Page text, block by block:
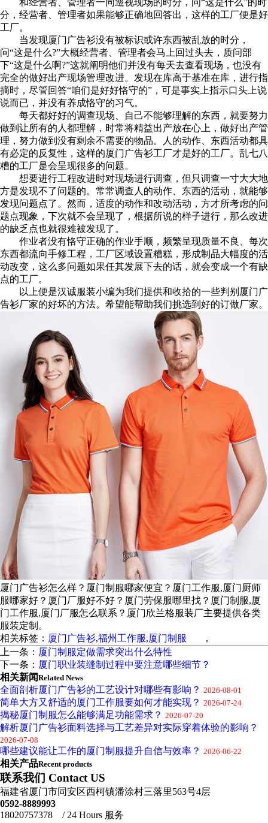
和经营者、管理者一同巡视现场的时分，问“这是什么”的时
分，经营者、管理者如果能够正确地回答出，这样的工厂便是好
工厂。
当发现厦门广告衫没有被标识或许东西被乱放的时分，
问“这是什么?”大概经营者、管理者会马上回过头去，质问部
下“这是什么啊?”这就阐明他们并没有每天去查看现场，也没有
完全的做好出产现场管理改进。发现在库高于基准在库，进行指
摘时，尽管回答“咱们是好好恪守的”，可是事实上指示口头上说
说而已，并没有养成恪守的习气。
每天都好好的调查现场、自己不能够理解的东西，就要努力
做到让所有的人都理解，时常将精益出产放在心上，做好出产管
理，努力做到没有剩余不需要的物品。人的动作、东西活动都具
有必定的反复性，这样的厦门广告衫工厂才是好的工厂。乱七八
糟的工厂是会呈现很多的问题。
想要进行工程改进时对现场进行调查，但只调查一寸大大地
方是发现不了问题的。常常调查人的动作、东西的活动，就能够
发现问题点了。然而，适度的动作和改动活动，方才所考虑的问
题点现象，下次就不会呈现了，根据所说的样子进行，那么改进
的缺乏点也就很难被发现了。
作业者没有恪守正确的作业手顺，频繁呈现质量不良、每次
东西都流向手修工程，工厂区域设置糟糕，形成制品大幅度的活
动改变，这么多问题如果任其发展下去的话，就会变成一个有缺
点的工厂。
以上便是汉诚服装小编为我们提供和收拾的一些判别厦门广
告衫厂家的好坏的方法。希望能帮助我们挑选到好的订做厂家。
厦门广告衫怎么样？厦门制服哪家便宜？厦门工作服,厦门厨师
服哪家好？厦门厂服好不好？厦门劳保服哪里找？厦门制服,厦
门工作服,厦门厂服怎么联系？厦门欣兰格服装厂主要提供各类
服装定制。
相关标签： 厦门广告衫,福州工作服,厦门制服 ,
上一条： 厦门制服定做需求突出什么特性
下一条： 厦门职业装缝制过程中要注意哪些细节？
相关新闻Related News
全面剖析厦门广告衫的工艺设计对哪些有影响？ 2026-08-01
简单大方又舒适的厦门工作服要如何才能实现？ 2026-07-24
揭秘厦门制服怎么能够满足功能需求？ 2026-07-20
解析厦门广告衫面料选择与工艺差异对实际穿着体验的影响？
2026-07-08
哪些建议能让工作的厦门制服提升自信与效率？ 2026-06-22
相关产品Recent products
联系我们 Contact US
福建省厦门市同安区西柯镇潘涂村三落里563号4层
0592-8889993
18020757378 / 24 Hours 服务